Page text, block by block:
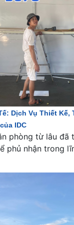
Dịch Vụ Thiết Kế,
IDC
phòng từ lâu đã
phủ nhận trong